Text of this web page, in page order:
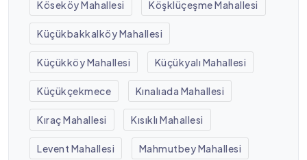
Köseköy Mahallesi Köşklüçeşme Mahallesi
Küçükbakkalköy Mahallesi
Küçükköy Mahallesi Küçükyalı Mahallesi
Küçükçekmece Kınalıada Mahallesi
Kıraç Mahallesi Kısıklı Mahallesi
Levent Mahallesi Mahmutbey Mahallesi